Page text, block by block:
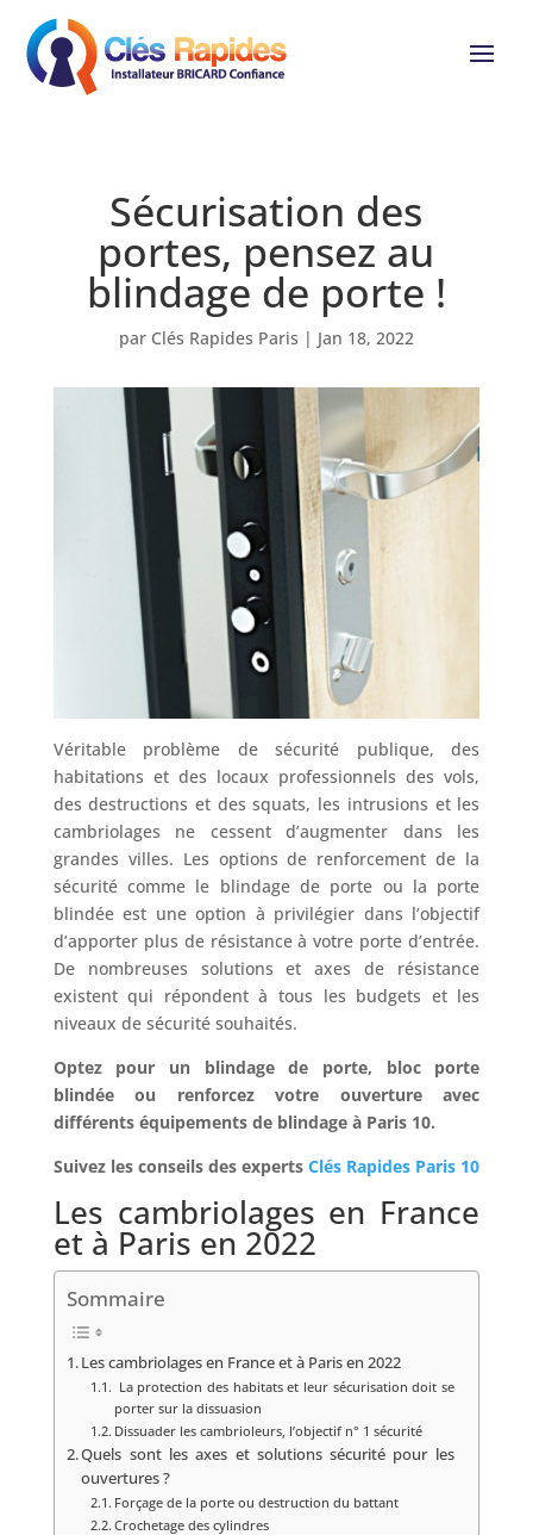
Sécurisation des
portes, pensez au
blindage de porte !
par Clés Rapides Paris | Jan 18, 2022
Véritable problème de sécurité publique, des
habitations et des locaux professionnels des vols,
des destructions et des squats, les intrusions et les
cambriolages ne cessent d’augmenter dans les
grandes villes. Les options de renforcement de la
sécurité comme le blindage de porte ou la porte
blindée est une option à privilégier dans l’objectif
d’apporter plus de résistance à votre porte d’entrée.
De nombreuses solutions et axes de résistance
existent qui répondent à tous les budgets et les
niveaux de sécurité souhaités.
Optez pour un blindage de porte, bloc porte
blindée ou renforcez votre ouverture avec
différents équipements de blindage à Paris 10.
Suivez les conseils des experts Clés Rapides Paris 10
Les cambriolages en France
et à Paris en 2022
Sommaire
Les cambriolages en France et à Paris en 2022
La protection des habitats et leur sécurisation doit se
porter sur la dissuasion
Dissuader les cambrioleurs, l’objectif n° 1 sécurité
Quels sont les axes et solutions sécurité pour les
ouvertures ?
Forçage de la porte ou destruction du battant
Crochetage des cylindres